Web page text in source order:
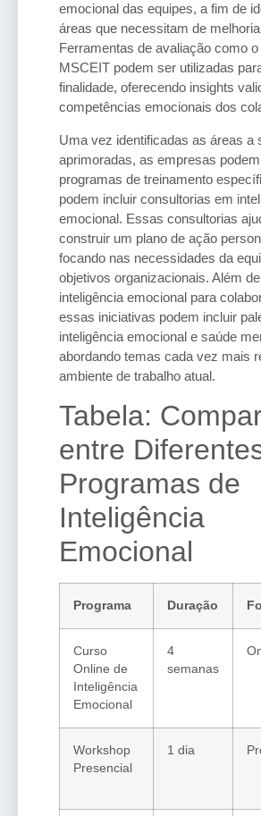
emocional das equipes, a fim de
áreas que necessitam de
Ferramentas de avaliação como
MSCEIT podem ser utilizadas
finalidade, oferecendo insights
competências emocionais dos
Uma vez identificadas as áreas a
aprimoradas, as empresas
programas de treinamento
podem incluir consultorias em
emocional. Essas consultorias
construir um plano de ação
focando nas necessidades da
objetivos organizacionais. Além
inteligência emocional para
essas iniciativas podem incluir
inteligência emocional e saúde
abordando temas cada vez mais
ambiente de trabalho atual.
Tabela:
entre
Programas de
Inteligência
Emocional
Programa Duração
Curso
Online de
Inteligência
Emocional
4
semanas
Workshop
Presencial
1 dia